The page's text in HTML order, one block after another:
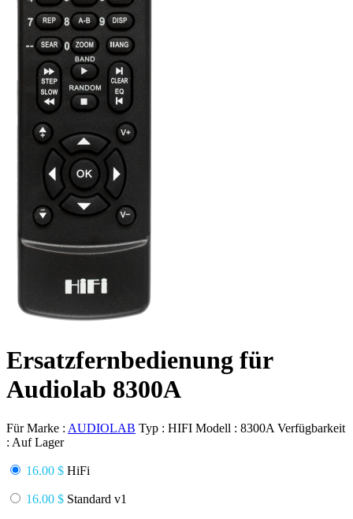
Ersatzfernbedienung für
Audiolab 8300A
Für Marke : AUDIOLAB Typ : HIFI Modell : 8300A Verfügbarkeit
: Auf Lager
16.00 $ HiFi
16.00 $ Standard v1